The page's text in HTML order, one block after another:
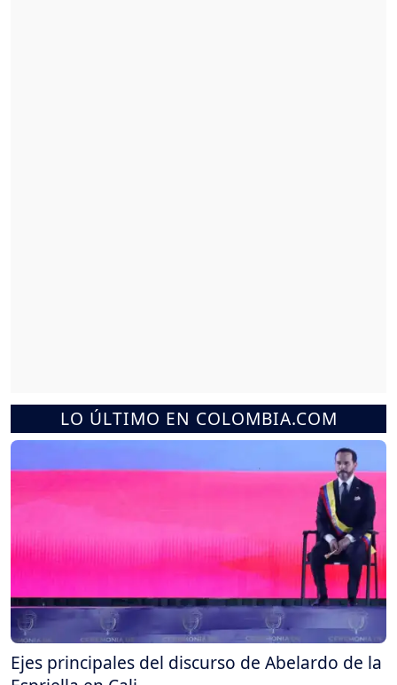
LO ÚLTIMO EN COLOMBIA.COM
Ejes principales del discurso de Abelardo de la